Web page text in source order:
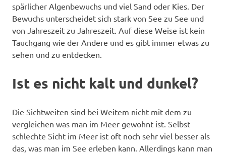
spärlicher Algenbewuchs und viel Sand oder Kies. Der
Bewuchs unterscheidet sich stark von See zu See und
von Jahreszeit zu Jahreszeit. Auf diese Weise ist kein
Tauchgang wie der Andere und es gibt immer etwas zu
sehen und zu entdecken.
Ist es nicht kalt und dunkel?
Die Sichtweiten sind bei Weitem nicht mit dem zu
vergleichen was man im Meer gewohnt ist. Selbst
schlechte Sicht im Meer ist oft noch sehr viel besser als
das, was man im See erleben kann. Allerdings kann man